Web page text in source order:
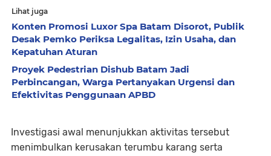
Lihat juga
Konten Promosi Luxor Spa Batam Disorot, Publik
Desak Pemko Periksa Legalitas, Izin Usaha, dan
Kepatuhan Aturan
Proyek Pedestrian Dishub Batam Jadi
Perbincangan, Warga Pertanyakan Urgensi dan
Efektivitas Penggunaan APBD
Investigasi awal menunjukkan aktivitas tersebut
menimbulkan kerusakan terumbu karang serta